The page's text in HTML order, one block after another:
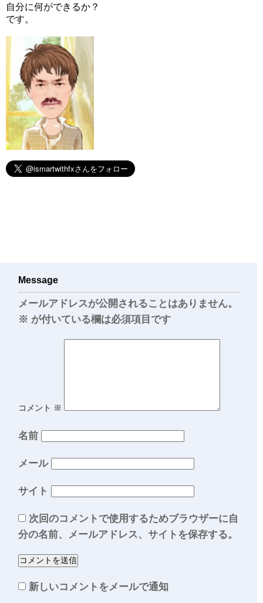
自分に何ができるか？
です。
Message
メールアドレスが公開されることはありません。
※ が付いている欄は必須項目です
コメント ※
名前
メール
サイト
次回のコメントで使用するためブラウザーに自
分の名前、メールアドレス、サイトを保存する。
新しいコメントをメールで通知